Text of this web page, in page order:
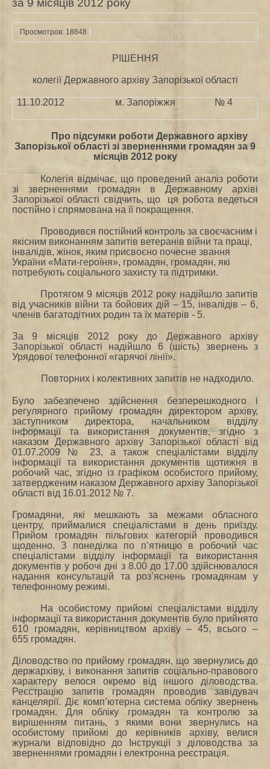
за 9 місяців 2012 року
Просмотров: 18848
РІШЕННЯ
колегії Державного архіву Запорізької області
11.10.2012 м. Запоріжжя № 4
Про підсумки роботи Державного архіву
Запорізької області зі зверненнями громадян за 9
місяців 2012року
Колегія відмічає, що проведений аналіз роботи
зі зверненнями громадян в Державному архіві
Запорізької області свідчить, що ця робота ведеться
постійно і спрямована на її покращення.
Проводився постійний контроль за своєчасним і
якісним виконанням запитів ветеранів війни та праці,
інвалідів, жінок, яким присвоєно почесне звання
України «Мати-героїня», громадян, громадян, які
потребують соціального захисту та підтримки.
Протягом 9 місяців 2012 року надійшло запитів
від учасників війни та бойових дій – 15, інвалідів – 6,
членів багатодітних родин та їх матерів ‑ 5.
За 9 місяців 2012 року до Державного архіву
Запорізької області надійшло 6 (шість) звернень з
Урядової телефонної «гарячої лінії».
Повторних і колективних запитів не надходило.
Було забезпечено здійснення безперешкодного і
регулярного прийому громадян директором архіву,
заступником директора, начальником відділу
інформації та використання документів, згідно з
наказом Державного архіву Запорізької області від
01.07.2009 № 23, а також спеціалістами відділу
інформації та використання документів щотижня в
робочий час, згідно із графіком особистого прийому,
затвердженим наказом Державного архіву Запорізької
області від 16.01.2012 № 7.
Громадяни, які мешкають за межами обласного
центру, приймалися спеціалістами в день приїзду.
Прийом громадян пільгових категорій проводився
щоденно. З понеділка по п’ятницю в робочий час
спеціалістами відділу інформації та використання
документів у робочі дні з 8.00 до 17.00 здійснювалося
надання консультацій та роз’яснень громадянам у
телефонному режимі.
На особистому прийомі спеціалістами відділу
інформації та використання документів було прийнято
610 громадян, керівництвом архіву – 45, всього –
655 громадян.
Діловодство по прийому громадян, що звернулись до
держархіву, і виконання запитів соціально-правового
характеру велося окремо від іншого діловодства.
Реєстрацію запитів громадян проводив завідувач
канцелярії. Діє комп’ютерна система обліку звернень
громадян. Для обліку громадян та контролю за
вирішенням питань, з якими вони звернулись на
особистому прийомі до керівників архіву, велися
журнали відповідно до Інструкції з діловодства за
зверненнями громадян і електронна реєстрація.